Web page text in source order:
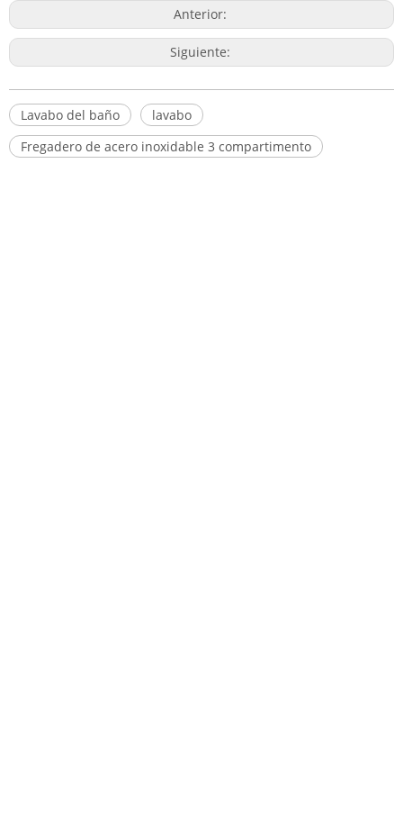
Anterior:
Siguiente:
Lavabo del baño
lavabo
Fregadero de acero inoxidable 3 compartimento